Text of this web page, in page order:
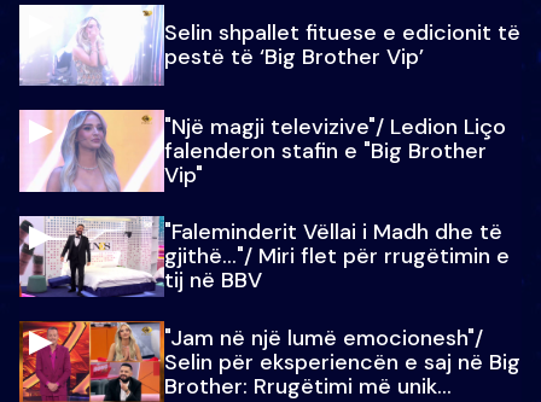
Selin shpallet fituese e edicionit të
pestë të ‘Big Brother Vip’
"Një magji televizive"/ Ledion Liço
falenderon stafin e "Big Brother
Vip"
"Faleminderit Vëllai i Madh dhe të
gjithë…"/ Miri flet për rrugëtimin e
tij në BBV
"Jam në një lumë emocionesh"/
Selin për eksperiencën e saj në Big
Brother: Rrugëtimi më unik…